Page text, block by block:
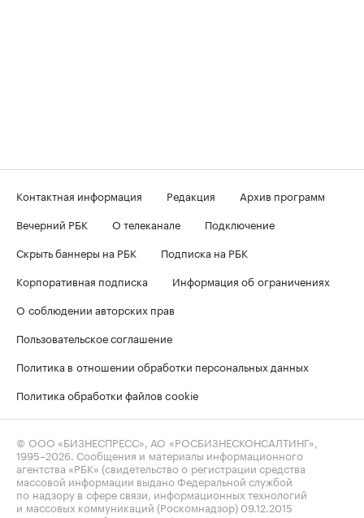
Контактная информация Редакция
Архив программ
Вечерний РБК
О телеканале
Подключение
Скрыть баннеры на РБК
Подписка на РБК
Корпоративная подписка
Информация об ограничениях
О соблюдении авторских прав
Пользовательское соглашение
Политика в отношении обработки персональных данных
Политика обработки файлов cookie
© ООО «БИЗНЕСПРЕСС», АО «РОСБИЗНЕСКОНСАЛТИНГ»,
1995–2026 . Сообщения и материалы информационного
агентства «РБК» (свидетельство о регистрации средства
массовой информации выдано Федеральной службой
по надзору в сфере связи, информационных технологий
и массовых коммуникаций (Роскомнадзор) 09.12.2015